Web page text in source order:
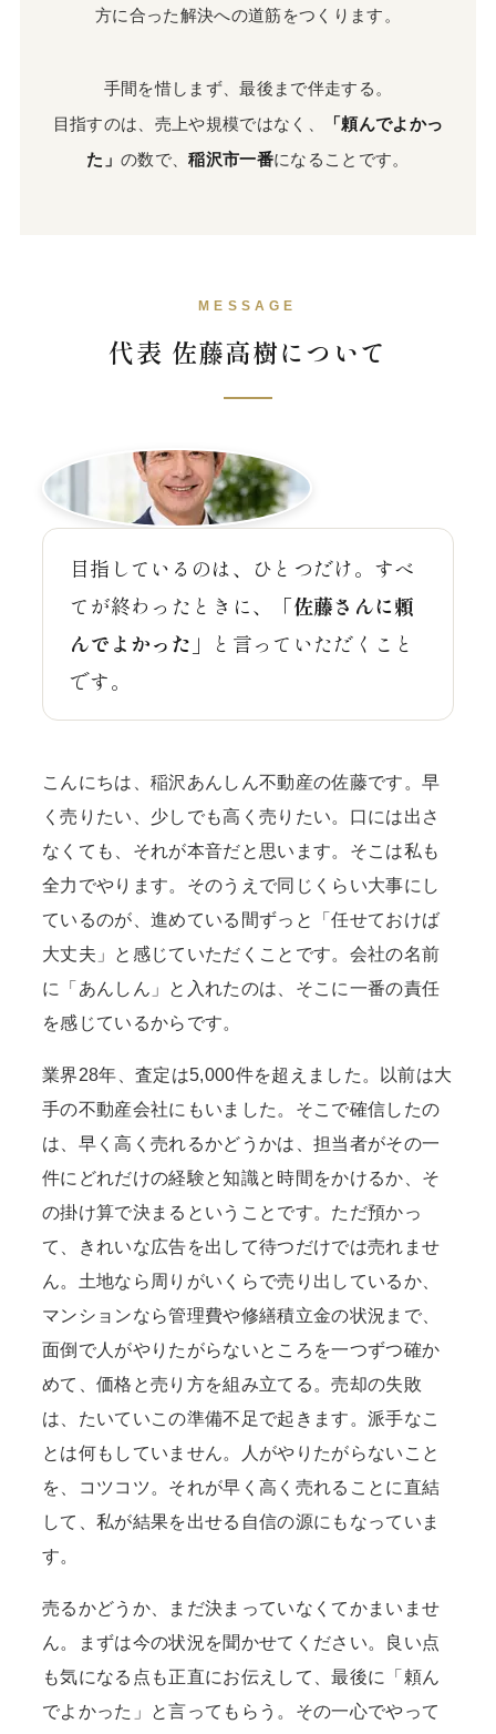
方に合った解決への道筋をつくります。
手間を惜しまず、最後まで伴走する。
目指すのは、売上や規模ではなく、
「頼んでよかっ
た」の数で、稲沢市一番になることです。
MESSAGE
代表 佐藤高樹について
目指しているのは、ひとつだけ。すべ
てが終わったときに、
「佐藤さんに頼
んでよかった」
と言っていただくこと
です。
こんにちは、稲沢あんしん不動産の佐藤です。早
く売りたい、少しでも高く売りたい。口には出さ
なくても、それが本音だと思います。そこは私も
全力でやります。そのうえで同じくらい大事にし
ているのが、進めている間ずっと「任せておけば
大丈夫」と感じていただくことです。会社の名前
に「あんしん」と入れたのは、そこに一番の責任
を感じているからです。
業界28年、査定は5,000件を超えました。以前は大
手の不動産会社にもいました。そこで確信したの
は、早く高く売れるかどうかは、担当者がその一
件にどれだけの経験と知識と時間をかけるか、そ
の掛け算で決まるということです。ただ預かっ
て、きれいな広告を出して待つだけでは売れませ
ん。土地なら周りがいくらで売り出しているか、
マンションなら管理費や修繕積立金の状況まで、
面倒で人がやりたがらないところを一つずつ確か
めて、価格と売り方を組み立てる。売却の失敗
は、たいていこの準備不足で起きます。派手なこ
とは何もしていません。人がやりたがらないこと
を、コツコツ。それが早く高く売れることに直結
して、私が結果を出せる自信の源にもなっていま
す。
売るかどうか、まだ決まっていなくてかまいませ
ん。まずは今の状況を聞かせてください。良い点
も気になる点も正直にお伝えして、最後に「頼ん
でよかった」と言ってもらう。その一心でやって